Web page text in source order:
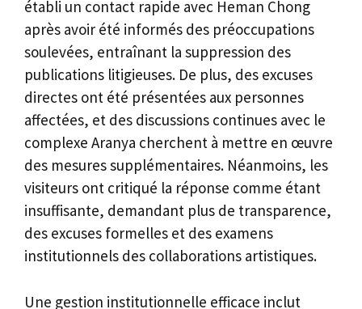
établi un contact rapide avec Heman Chong
après avoir été informés des préoccupations
soulevées, entraînant la suppression des
publications litigieuses. De plus, des excuses
directes ont été présentées aux personnes
affectées, et des discussions continues avec le
complexe Aranya cherchent à mettre en œuvre
des mesures supplémentaires. Néanmoins, les
visiteurs ont critiqué la réponse comme étant
insuffisante, demandant plus de transparence,
des excuses formelles et des examens
institutionnels des collaborations artistiques.
Une gestion institutionnelle efficace inclut